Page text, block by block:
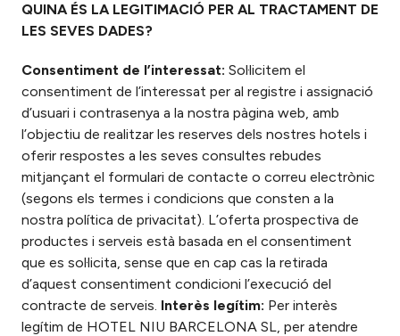
QUINA ÉS LA LEGITIMACIÓ PER AL TRACTAMENT DE
LES SEVES DADES?
Consentiment de l’interessat: Sol·licitem el
consentiment de l’interessat per al registre i assignació
d’usuari i contrasenya a la nostra pàgina web, amb
l’objectiu de realitzar les reserves dels nostres hotels i
oferir respostes a les seves consultes rebudes
mitjançant el formulari de contacte o correu electrònic
(segons els termes i condicions que consten a la
nostra política de privacitat). L’oferta prospectiva de
productes i serveis està basada en el consentiment
que es sol·licita, sense que en cap cas la retirada
d’aquest consentiment condicioni l’execució del
contracte de serveis. Interès legítim: Per interès
legítim de HOTEL NIU BARCELONA SL, per atendre